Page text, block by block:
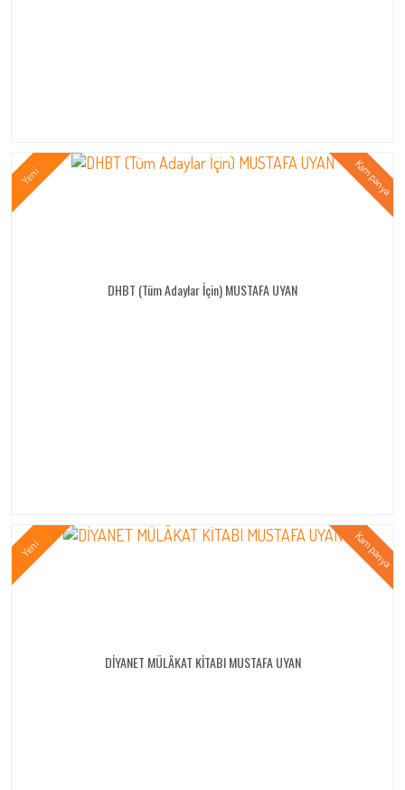
DHBT (Tüm Adaylar İçin) MUSTAFA UYAN
DİYANET MÜLÂKAT KİTABI MUSTAFA UYAN